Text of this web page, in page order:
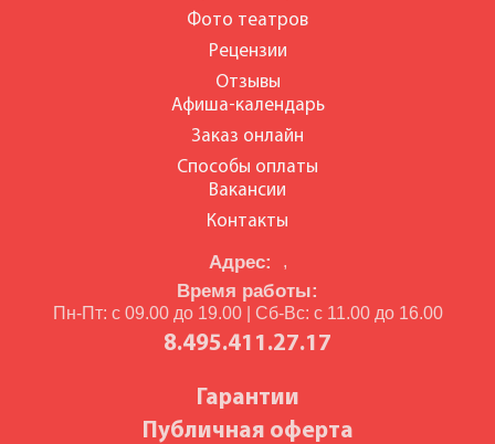
Адрес: ,
Время работы:
Пн-Пт: с 09.00 до 19.00 | Сб-Вс: с 11.00 до 16.00
8.495.411.27.17
Гарантии
Публичная оферта
Фото театров
Рецензии
Отзывы
Афиша-календарь
Заказ онлайн
Способы оплаты
Вакансии
Контакты